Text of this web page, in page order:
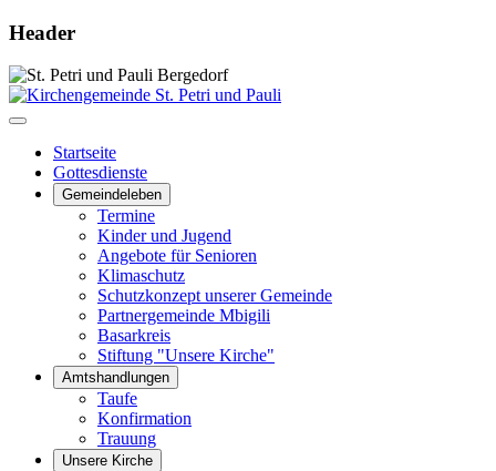
Header
Startseite
Gottesdienste
Gemeindeleben
Termine
Kinder und Jugend
Angebote für Senioren
Klimaschutz
Schutzkonzept unserer Gemeinde
Partnergemeinde Mbigili
Basarkreis
Stiftung "Unsere Kirche"
Amtshandlungen
Taufe
Konfirmation
Trauung
Unsere Kirche